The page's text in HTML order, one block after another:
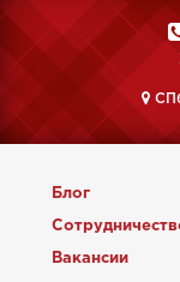
Блог
Вакансии